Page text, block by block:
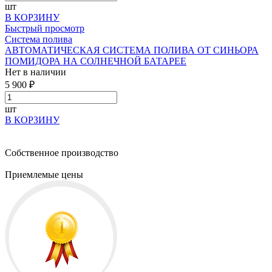
шт
В КОРЗИНУ
Быстрый просмотр
Система полива
АВТОМАТИЧЕСКАЯ СИСТЕМА ПОЛИВА ОТ СИНЬОРА
ПОМИДОРА НА СОЛНЕЧНОЙ БАТАРЕЕ
Нет в наличии
5 900 ₽
шт
В КОРЗИНУ
Собственное производство
Приемлемые цены